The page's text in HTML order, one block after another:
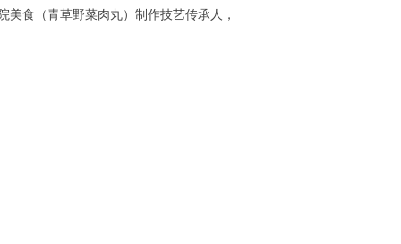
食（青草野菜肉丸）制作技艺传承人，